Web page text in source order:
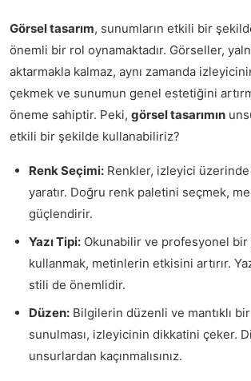
Görsel tasarım, sunumların etkili bir
önemli bir rol oynamaktadır. Görseller,
aktarmakla kalmaz, aynı zamanda
çekmek ve sunumun genel estetiğini
öneme sahiptir. Peki, görsel tasarımın
etkili bir şekilde kullanabiliriz?
Renk Seçimi: Renkler, izleyici
yaratır. Doğru renk paletini seçmek,
güçlendirir.
Yazı Tipi: Okunabilir ve profesyonel bir
kullanmak, metinlerin etkisini artırır.
stili de önemlidir.
Düzen: Bilgilerin düzenli ve mantıklı
sunulması, izleyicinin dikkatini çeker.
unsurlardan kaçınmalısınız.